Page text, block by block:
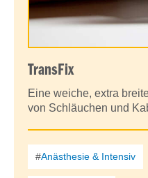
TransFix
Eine weiche, extra
von Schläuchen und
Anästhesie & Intensiv